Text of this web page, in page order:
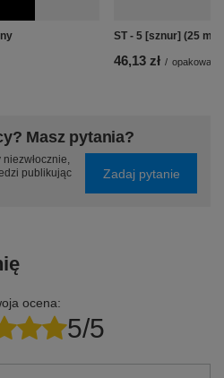
ST - 5 [sznur] (25 m)
46,13 zł / opakowanie
Masz pytania?
publikując
Zadaj pytanie
ocena:
5/5